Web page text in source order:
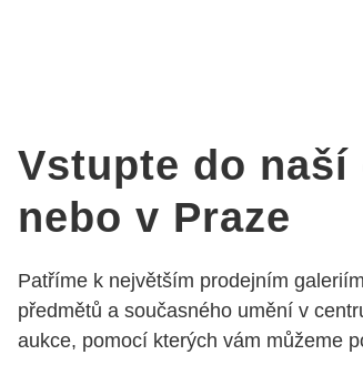
Vstupte do naší
nebo v Praze
Patříme k největším prodejním
předmětů a současného umění v
aukce, pomocí kterých vám můžeme